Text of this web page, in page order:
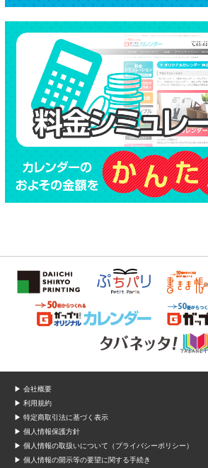
▶ 会社概要
▶ 利用規約
▶ 特定商取引法に基づく表示
▶ 個人情報保護方針
▶ 個人情報の取扱いについて（プライバシーポリシー）
▶ 個人情報の開示等の要望に関する手続き